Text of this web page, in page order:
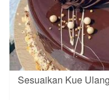
Sesuaikan Kue